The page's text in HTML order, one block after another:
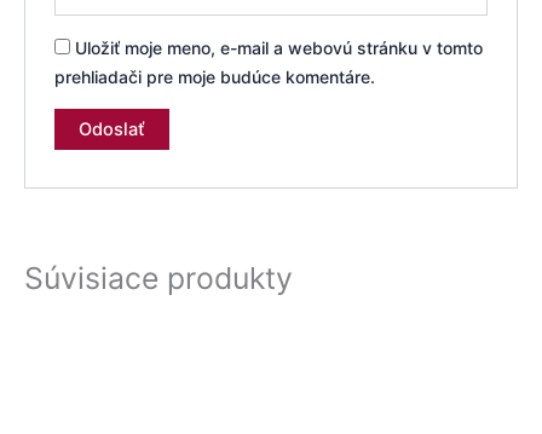
Uložiť moje meno, e-mail a webovú stránku v tomto
prehliadači pre moje budúce komentáre.
Súvisiace produkty